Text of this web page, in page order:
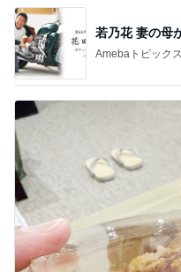
若乃花 妻の母
Amebaトピックス